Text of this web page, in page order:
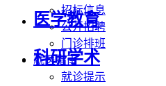
招标信息
公开招聘
门诊排班
就医指南
就诊提示
医学教育
科研学术